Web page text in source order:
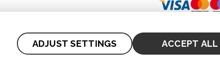
ADJUST SETTINGS ACCEPT ALL